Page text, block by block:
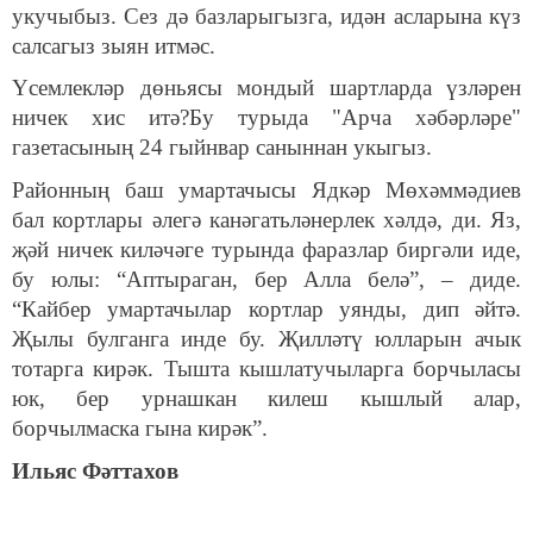
укучыбыз. Сез дә базларыгызга, идән асларына күз
салсагыз зыян итмәс.
Үсемлекләр дөньясы мондый шартларда үзләрен
ничек хис итә?Бу турыда "Арча хәбәрләре"
газетасының 24 гыйнвар саныннан укыгыз.
Районның баш умартачысы Ядкәр Мөхәммәдиев
бал кортлары әлегә канәгатьләнерлек хәлдә, ди. Яз,
җәй ничек киләчәге турында фаразлар биргәли иде,
бу юлы: “Аптыраган, бер Алла белә”, – диде.
“Кайбер умартачылар кортлар уянды, дип әйтә.
Җылы булганга инде бу. Җилләтү юлларын ачык
тотарга кирәк. Тышта кышлатучыларга борчыласы
юк, бер урнашкан килеш кышлый алар,
борчылмаска гына кирәк”.
Ильяс Фәттахов